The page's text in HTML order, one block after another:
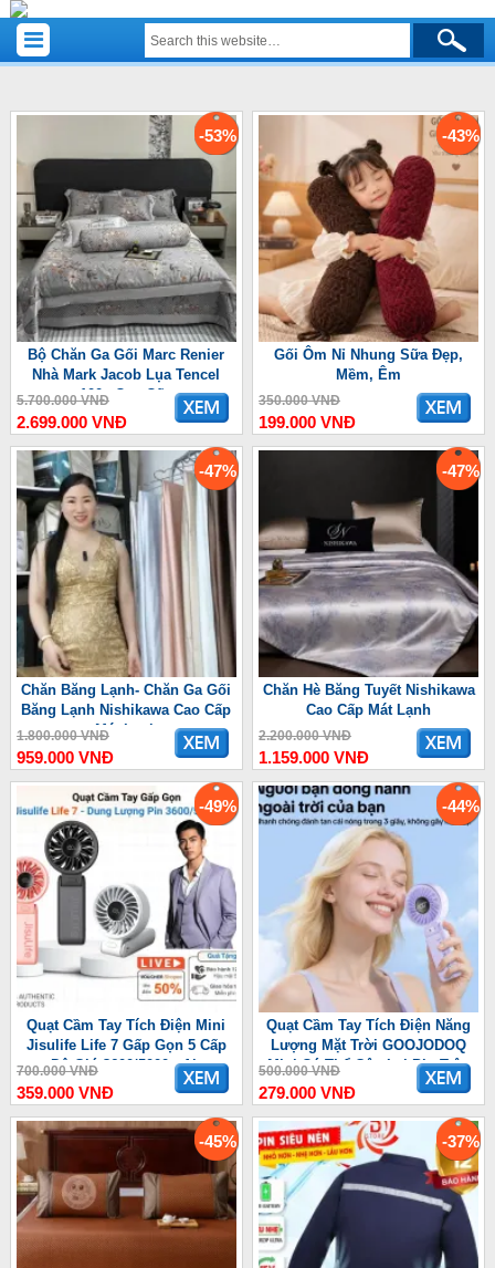
-53%
Bộ Chăn Ga Gối Marc Renier
Nhà Mark Jacob Lụa Tencel
100s Cao Cấp
5.700.000 VNĐ
2.699.000 VNĐ
-43%
Gối Ôm Nỉ Nhung Sữa Đẹp,
Mềm, Êm
350.000 VNĐ
199.000 VNĐ
-47%
Chăn Băng Lạnh- Chăn Ga Gối
Băng Lạnh Nishikawa Cao Cấp
Mát Lạnh
1.800.000 VNĐ
959.000 VNĐ
-47%
Chăn Hè Băng Tuyết Nishikawa
Cao Cấp Mát Lạnh
2.200.000 VNĐ
1.159.000 VNĐ
-49%
Quạt Cầm Tay Tích Điện Mini
Jisulife Life 7 Gấp Gọn 5 Cấp
Độ Gió 3600/5000mAh
700.000 VNĐ
359.000 VNĐ
-44%
Quạt Cầm Tay Tích Điện Năng
Lượng Mặt Trời GOOJODOQ
Mini Có Thể Gập Lại Pin Trâu
3600 mAh
500.000 VNĐ
279.000 VNĐ
-45% -37%